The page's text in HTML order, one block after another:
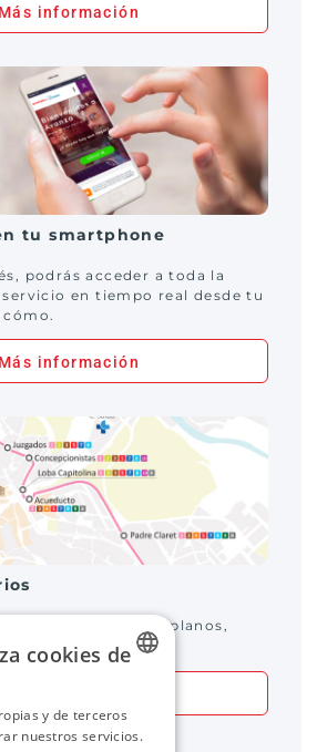
Más información
tu smartphone
podrás acceder a toda la
en tiempo real desde tu
Más información
sobre las líneas, planos,
en tiempo real.
SPANISH
cookies de
y de terceros
nuestros servicios.